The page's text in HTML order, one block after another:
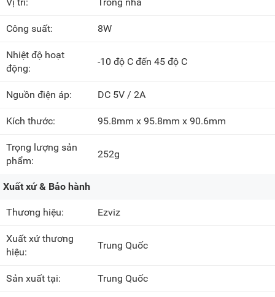
Công suất: 8W
Nhiệt độ hoạt
động:
-10 độ C đến 45 độ C
Nguồn điện áp: DC 5V / 2A
Kích thước: 95.8mm x 95.8mm x 90.6mm
Trọng lượng sản
phẩm:
252g
Xuất xứ & Bảo hành
Thương hiệu: Ezviz
Xuất xứ thương
hiệu:
Trung Quốc
Sản xuất tại: Trung Quốc